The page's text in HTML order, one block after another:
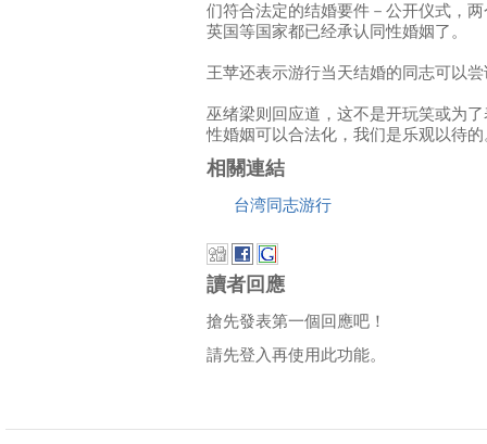
们符合法定的结婚要件－公开仪式，
英国等国家都已经承认同性婚姻了。
王苹还表示游行当天结婚的同志可以
巫绪梁则回应道，这不是开玩笑或为
性婚姻可以合法化，我们是乐观以待的
相關連結
台湾同志游行
讀者回應
搶先發表第一個回應吧！
請先登入再使用此功能。